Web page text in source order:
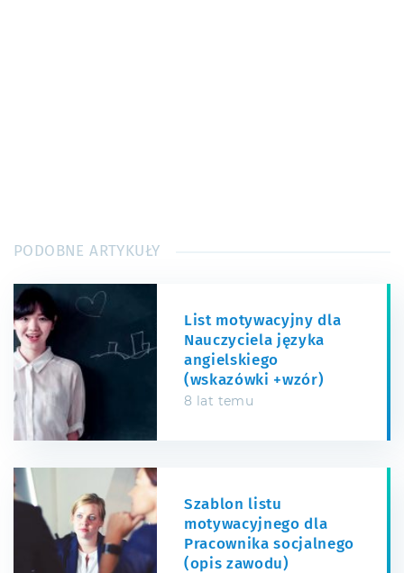
PODOBNE ARTYKUŁY
List motywacyjny dla
Nauczyciela języka
angielskiego
(wskazówki +wzór)
8 lat temu
Szablon listu
motywacyjnego dla
Pracownika socjalnego
(opis zawodu)